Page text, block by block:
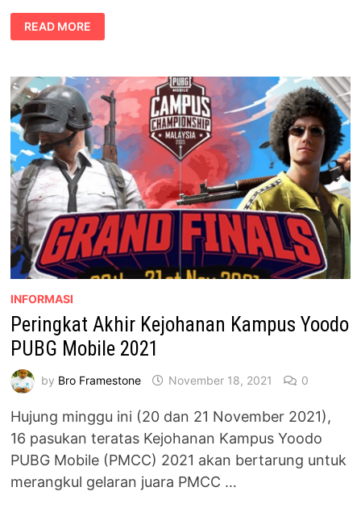
YES
LANCAR
PERKHIDMATAN
DI
MALAYSIA
READ MORE
INFORMASI
Peringkat Akhir Kejohanan Kampus Yoodo
PUBG Mobile 2021
by Bro Framestone November 18, 2021 0
Hujung minggu ini (20 dan 21 November 2021),
16 pasukan teratas Kejohanan Kampus Yoodo
PUBG Mobile (PMCC) 2021 akan bertarung untuk
merangkul gelaran juara PMCC …